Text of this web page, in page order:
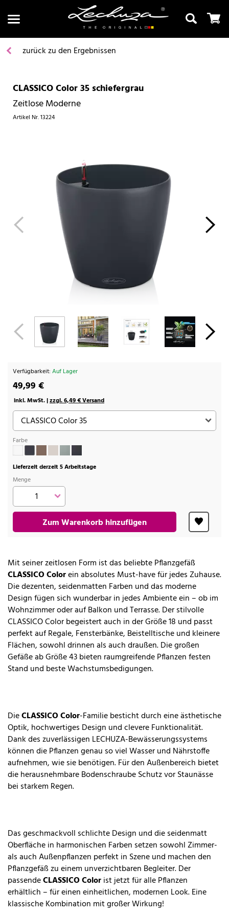
Suchen
zurück zu den Ergebnissen
CLASSICO Color 35 schiefergrau
Zeitlose Moderne
Artikel Nr.13224
Verfügbarkeit: Auf Lager
49,99 €
inkl. MwSt. |zzgl. 6,49 € Versand
Farbe
Lieferzeit derzeit 5 Arbeitstage
Menge
Zum Warenkorb hinzufügen
Mit seiner zeitlosen Form ist das beliebte Pflanzgefäß
CLASSICO Colorein absolutes Must-have für jedes Zuhause.
Die dezenten, seidenmatten Farben und das moderne
Design fügen sich wunderbar in jedes Ambiente ein – ob im
Wohnzimmer oder auf Balkon und Terrasse. Der stilvolle
CLASSICO Color begeistert auch in der Größe 18 und passt
perfekt auf Regale, Fensterbänke, Beistelltische und kleinere
Flächen, sowohl drinnen als auch draußen. Die großen
Gefäße ab Größe 43 bieten raumgreifende Pflanzen festen
Stand und beste Wachstumsbedigungen.
DieCLASSICO Color-Familie besticht durch eine ästhetische
Optik, hochwertiges Design und clevere Funktionalität.
Dank des zuverlässigen LECHUZA-Bewässerungssystems
können die Pflanzen genau so viel Wasser und Nährstoffe
aufnehmen, wie sie benötigen. Für den Außenbereich bietet
die herausnehmbare Bodenschraube Schutz vor Staunässe
bei starkem Regen.
Das geschmackvoll schlichte Design und die seidenmatt
Oberfläche in harmonischen Farben setzen sowohl Zimmer-
als auch Außenpflanzen perfekt in Szene und machen den
Pflanzgefäß zu einem unverzichtbaren Begleiter. Der
passendeCLASSICO Colorist jetzt für alle Pflanzen
erhältlich – für einen einheitlichen, modernen Look. Eine
klassische Kombination mit großer Wirkung!